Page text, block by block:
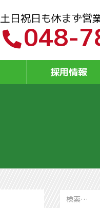
土日祝日も休まず営
048-
採用情報
検